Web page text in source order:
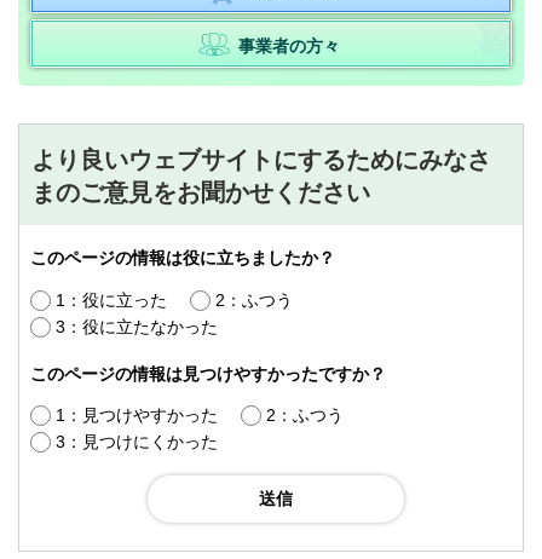
事業者の方々
より良いウェブサイトにするためにみなさ
まのご意見をお聞かせください
このページの情報は役に立ちましたか？
1：役に立った
2：ふつう
3：役に立たなかった
このページの情報は見つけやすかったですか？
1：見つけやすかった
2：ふつう
3：見つけにくかった